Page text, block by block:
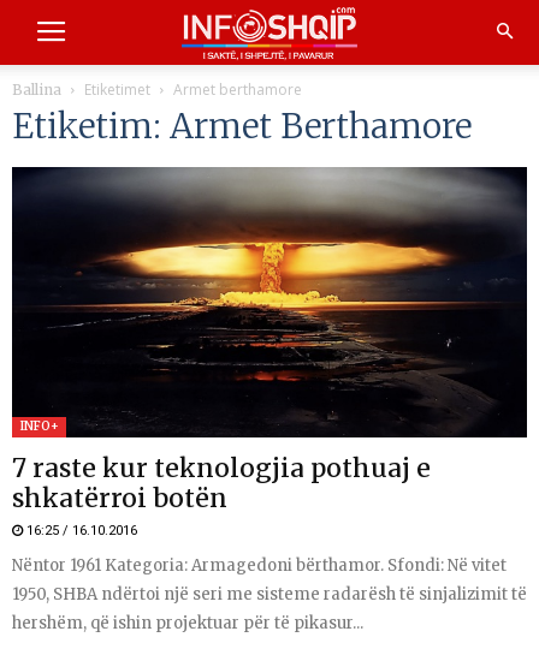
Ballina Etiketimet Armet berthamore
Etiketim: Armet Berthamore
INFO+
7 raste kur teknologjia pothuaj e
shkatërroi botën
16:25 / 16.10.2016
Nëntor 1961 Kategoria: Armagedoni bërthamor. Sfondi: Në vitet
1950, SHBA ndërtoi një seri me sisteme radarësh të sinjalizimit të
hershëm, që ishin projektuar për të pikasur...